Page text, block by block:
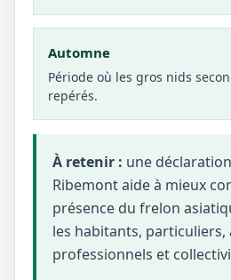
Automne
Période où les gros nids
repérés.
À retenir : une
Ribemont aide à mieux
présence du frelon
les habitants, particuliers,
professionnels et